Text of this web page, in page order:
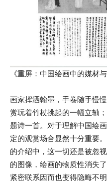
《重屏：中国绘画中的媒材与
画家挥洒翰墨，手卷随手慢
赏玩着竹杖挑起的一幅立轴
题诗一首。对于理解中国绘
定的观赏场合显然十分重要
的介绍中，这一切还是被忽
的图像，绘画的物质性消失
紧密联系因而也变得隐晦不